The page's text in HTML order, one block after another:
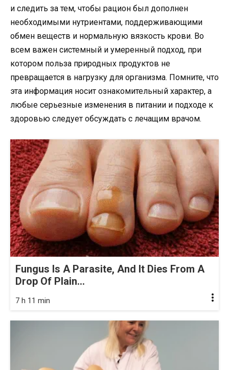
и следить за тем, чтобы рацион был дополнен
необходимыми нутриентами, поддерживающими
обмен веществ и нормальную вязкость крови. Во
всем важен системный и умеренный подход, при
котором польза природных продуктов не
превращается в нагрузку для организма. Помните, что
эта информация носит ознакомительный характер, а
любые серьезные изменения в питании и подходе к
здоровью следует обсуждать с лечащим врачом.
Fungus Is A Parasite, And It Dies From A
Drop Of Plain...
7 h 11 min